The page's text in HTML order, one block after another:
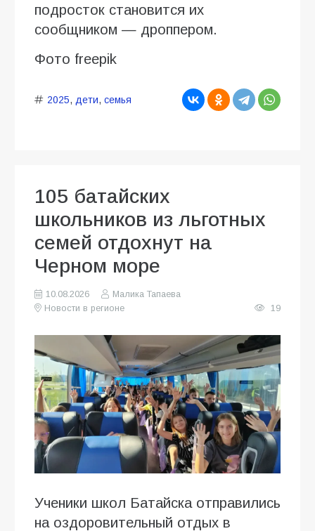
подросток становится их
сообщником — дроппером.
Фото freepik
2025, дети, семья
105 батайских
школьников из льготных
семей отдохнут на
Черном море
10.08.2026
Малика Тапаева
Новости в регионе
19
Ученики школ Батайска отправились
на оздоровительный отдых в